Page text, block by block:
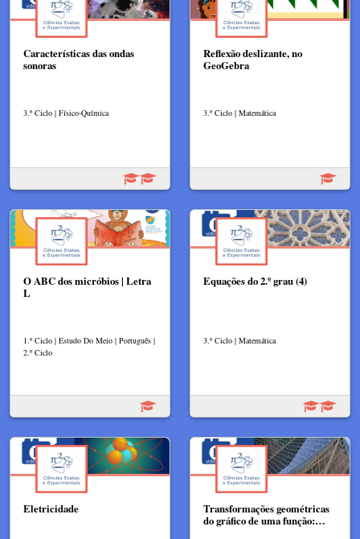
Características das ondas
sonoras
3.º Ciclo | Físico-Química
Reflexão deslizante, no
GeoGebra
3.º Ciclo | Matemática
O ABC dos micróbios | Letra
L
1.º Ciclo | Estudo Do Meio | Português |
2.º Ciclo
Equações do 2.º grau (4)
3.º Ciclo | Matemática
Eletricidade
Transformações geométricas
do gráfico de uma função:…